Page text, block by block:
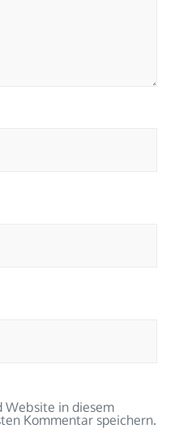
Website in diesem
Kommentar speichern.